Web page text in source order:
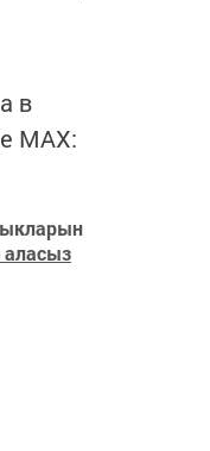
в
MАХ:
аласыз